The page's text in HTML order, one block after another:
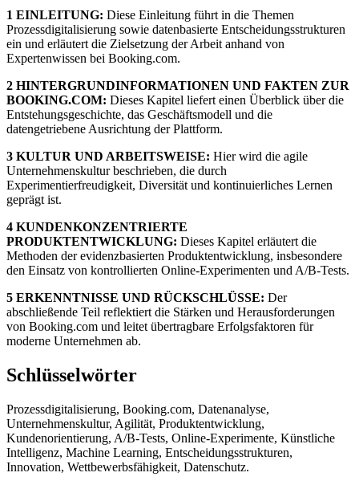
1 EINLEITUNG: Diese Einleitung führt in die Themen
Prozessdigitalisierung sowie datenbasierte Entscheidungsstrukturen
ein und erläutert die Zielsetzung der Arbeit anhand von
Expertenwissen bei Booking.com.
2 HINTERGRUNDINFORMATIONEN UND FAKTEN ZUR
BOOKING.COM: Dieses Kapitel liefert einen Überblick über die
Entstehungsgeschichte, das Geschäftsmodell und die
datengetriebene Ausrichtung der Plattform.
3 KULTUR UND ARBEITSWEISE: Hier wird die agile
Unternehmenskultur beschrieben, die durch
Experimentierfreudigkeit, Diversität und kontinuierliches Lernen
geprägt ist.
4 KUNDENKONZENTRIERTE
PRODUKTENTWICKLUNG: Dieses Kapitel erläutert die
Methoden der evidenzbasierten Produktentwicklung, insbesondere
den Einsatz von kontrollierten Online-Experimenten und A/B-Tests.
5 ERKENNTNISSE UND RÜCKSCHLÜSSE: Der
abschließende Teil reflektiert die Stärken und Herausforderungen
von Booking.com und leitet übertragbare Erfolgsfaktoren für
moderne Unternehmen ab.
Schlüsselwörter
Prozessdigitalisierung, Booking.com, Datenanalyse,
Unternehmenskultur, Agilität, Produktentwicklung,
Kundenorientierung, A/B-Tests, Online-Experimente, Künstliche
Intelligenz, Machine Learning, Entscheidungsstrukturen,
Innovation, Wettbewerbsfähigkeit, Datenschutz.